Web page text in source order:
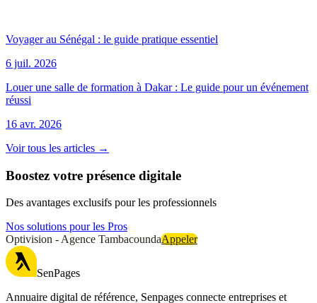
Voyager au Sénégal : le guide pratique essentiel
6 juil. 2026
Louer une salle de formation à Dakar : Le guide pour un événement
réussi
16 avr. 2026
Voir tous les articles →
Boostez votre présence digitale
Des avantages exclusifs pour les professionnels
Nos solutions pour les Pros
Optivision - Agence TambacoundaAppeler
SenPages
Annuaire digital de référence, Senpages connecte entreprises et